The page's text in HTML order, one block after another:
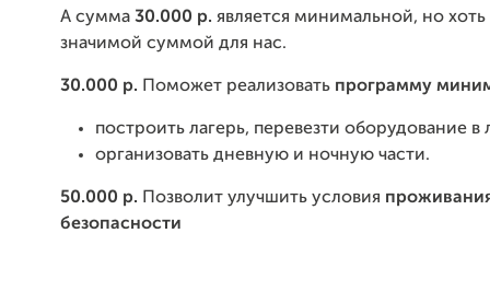
А сумма 30.000 р. является минимальной, но хоть
значимой суммой для нас.
30.000 р. Поможет реализовать программу
построить лагерь, перевезти оборудование в
организовать дневную и ночную части.
50.000 р. Позволит улучшить условия
безопасности